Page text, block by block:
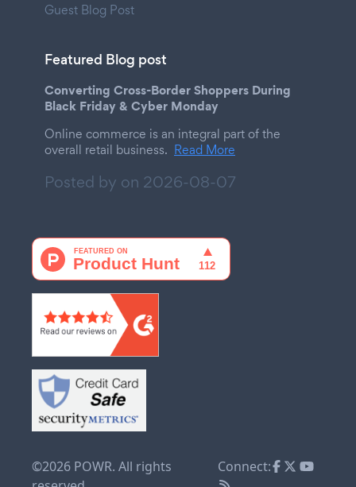
Guest Blog Post
Featured Blog post
Converting Cross-Border Shoppers During
Black Friday & Cyber Monday
Online commerce is an integral part of the
overall retail business. Read More
Posted by on 2026-08-07
©2026 POWR. All rights
Connect: